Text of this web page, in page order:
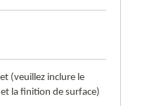
(veuillez inclure le
la finition de surface)